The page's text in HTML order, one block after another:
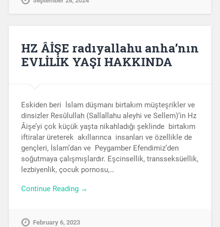
HZ ÂİŞE radıyallahu anha’nın
EVLİLİK YAŞI HAKKINDA
Eskiden beri İslam düşmanı birtakım müşteşrikler ve
dinsizler Resûlullah (Sallallahu aleyhi ve Sellem)‘in Hz
Âişe’yi çok küçük yaşta nikahladığı şeklinde birtakım
iftiralar üreterek akıllarınca insanları ve özellikle de
gençleri, İslam’dan ve Peygamber Efendimiz’den
soğutmaya çalışmışlardır. Eşcinsellik, transseksüellik,
lezbiyenlik, çocuk pornosu,…
Continue Reading →
February 6, 2023